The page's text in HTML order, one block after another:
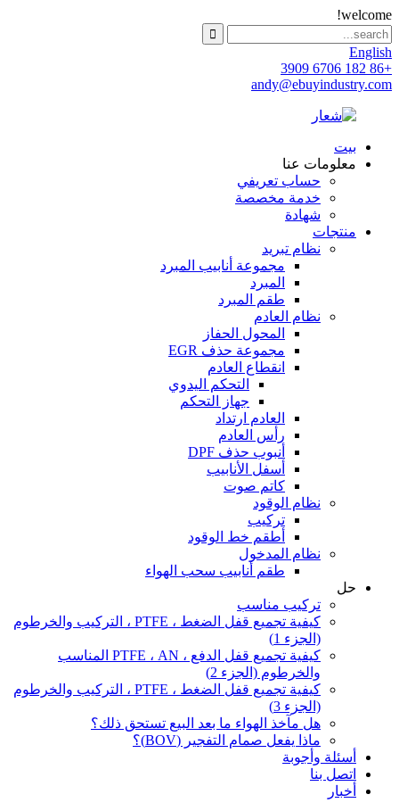
welcome!
English
+86 182 6706 3909
andy@ebuyindustry.com
بيت
معلومات عنا
حساب تعريفي
خدمة مخصصة
شهادة
منتجات
نظام تبريد
مجموعة أنابيب المبرد
المبرد
طقم المبرد
نظام العادم
المحول الحفاز
مجموعة حذف EGR
انقطاع العادم
التحكم اليدوي
جهاز التحكم
العادم ارتداد
رأس العادم
أنبوب حذف DPF
أسفل الأنابيب
كاتم صوت
نظام الوقود
تركيب
أطقم خط الوقود
نظام المدخول
طقم أنابيب سحب الهواء
حل
تركيب مناسب
كيفية تجميع قفل الضغط ، PTFE ، التركيب والخرطوم
(الجزء 1)
كيفية تجميع قفل الدفع ، PTFE ، AN المناسب
والخرطوم (الجزء 2)
كيفية تجميع قفل الضغط ، PTFE ، التركيب والخرطوم
(الجزء 3)
هل مآخذ الهواء ما بعد البيع تستحق ذلك؟
ماذا يفعل صمام التفجير (BOV)؟
أسئلة وأجوبة
اتصل بنا
أخبار